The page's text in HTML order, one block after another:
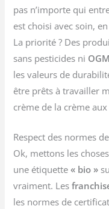
pas n’importe qui
est choisi avec soin,
La priorité ? Des
sans pesticides ni OGM
les valeurs de
être prêts à travailler
crème de la crème
Respect des normes
Ok, mettons les
une étiquette« bio »
vraiment. Les
les normes de